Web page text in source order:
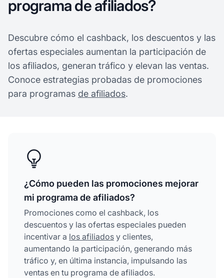
programa de afiliados?
Descubre cómo el cashback, los descuentos y las
ofertas especiales aumentan la participación de
los afiliados, generan tráfico y elevan las ventas.
Conoce estrategias probadas de promociones
para programas de afiliados.
¿Cómo pueden las promociones mejorar
mi programa de afiliados?
Promociones como el cashback, los
descuentos y las ofertas especiales pueden
incentivar a los afiliados y clientes,
aumentando la participación, generando más
tráfico y, en última instancia, impulsando las
ventas en tu programa de afiliados.